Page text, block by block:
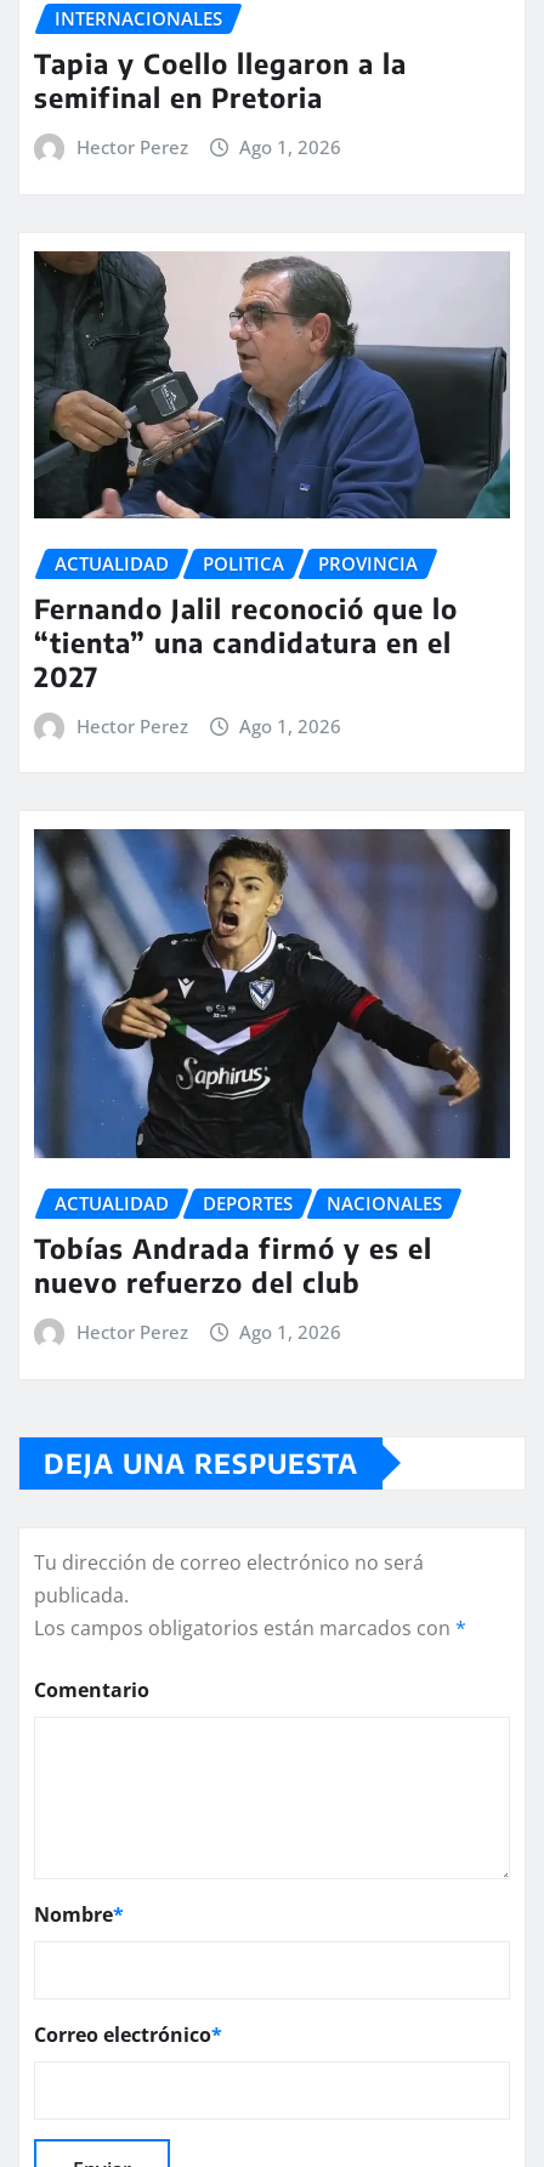
INTERNACIONALES
Tapia y Coello llegaron a la
semifinal en Pretoria
Hector Perez Ago 1, 2026
ACTUALIDAD POLITICA PROVINCIA
Fernando Jalil reconoció que lo
“tienta” una candidatura en el
2027
Hector Perez Ago 1, 2026
ACTUALIDAD DEPORTES NACIONALES
Tobías Andrada firmó y es el
nuevo refuerzo del club
Hector Perez Ago 1, 2026
DEJA UNA RESPUESTA
Tu dirección de correo electrónico no será
publicada.
Los campos obligatorios están marcados con *
Comentario
Nombre*
Correo electrónico*